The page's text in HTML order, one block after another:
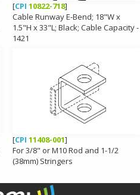
[CPI 10822-718]
Cable Runway E-Bend; 18"W x
1.5"H x 33"L; Black; Cable Capacity -
1421
[CPI 11408-001]
For 3/8" or M10 Rod and 1-1/2
(38mm) Stringers